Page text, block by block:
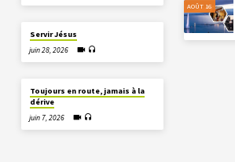
Servir Jésus
juin 28, 2026
Toujours en route, jamais à la
dérive
juin 7, 2026
AOÛT 16